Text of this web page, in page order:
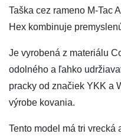
Taška cez rameno M-Tac
Hex kombinuje
Je vyrobená z materiálu
odolného a ľahko
pracky od značiek YKK a
výrobe kovania.
Tento model má tri